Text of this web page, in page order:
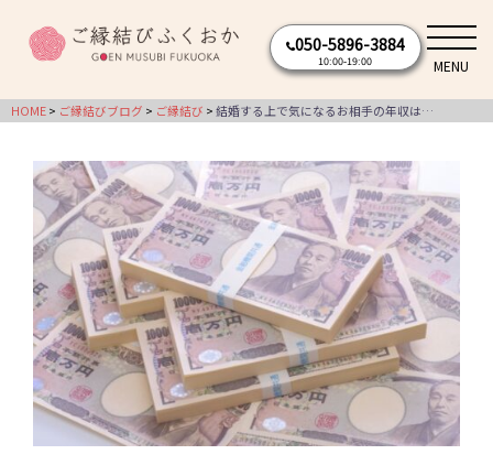
ン
050-5896-3884
10:00-19:00 MENU
HOME ご縁結びブログ ご縁結び 結婚する上で気になるお相手の年収は…